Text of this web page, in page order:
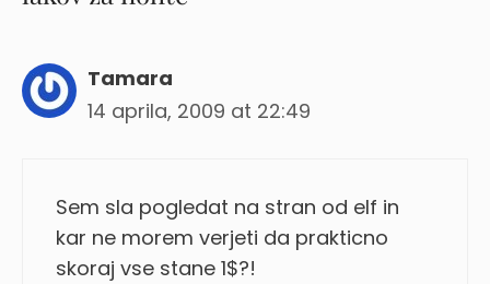
Tamara
14 aprila, 2009 at 22:49
Sem sla pogledat na stran od elf in
kar ne morem verjeti da prakticno
skoraj vse stane 1$?!